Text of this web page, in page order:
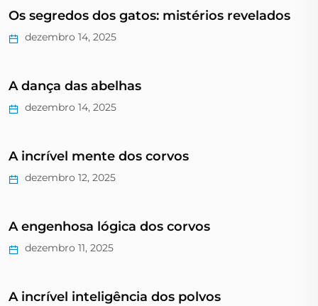
Os segredos dos gatos: mistérios revelados
dezembro 14, 2025
A dança das abelhas
dezembro 14, 2025
A incrível mente dos corvos
dezembro 12, 2025
A engenhosa lógica dos corvos
dezembro 11, 2025
A incrível inteligência dos polvos